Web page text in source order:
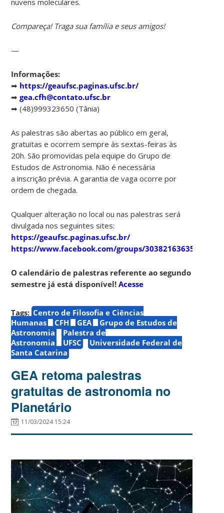
Compareça! Traga sua família e seus amigos!
—
Informações:
➡ https://geaufsc.paginas.ufsc.br/
➡gea.cfh@contato.ufsc.br
➡ (48)999323650 (Tânia)
As palestras são abertas ao público em geral,
gratuitas e ocorrem sempre às sextas-feiras às
20h. São promovidas pela equipe do Grupo de
Estudos de Astronomia. Não é necessária
a inscrição prévia. A garantia de vaga ocorre por
ordem de chegada.
Qualquer alteração no local ou nas palestras será
divulgada nos seguintes sites:
https://geaufsc.paginas.ufsc.br/
https://www.facebook.com/groups/303821636357910
O calendário de palestras referente ao segundo
semestre já está disponível!Acesse
Tags: Centro de Filosofia e Ciências
Humanas
CFH GEA
Grupo de Estudos de
Astronomia
Palestra de
Astronomia
UFSC
Universidade Federal de
Santa Catarina
GEA retoma palestras
gratuitas de astronomia no
Planetário
11/03/2024 15:24